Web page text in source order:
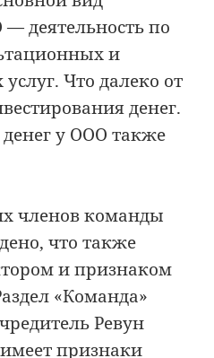
деятельность по
и
Что далеко от
денег.
у ООО также
членов команды
что также
и признаком
«Команда»
Ревун
признаки